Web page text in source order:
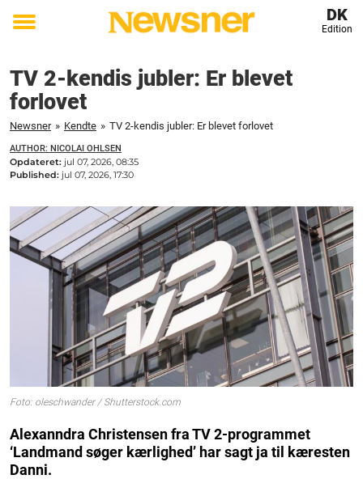
Toggle
DK
Edition
TV 2-kendis jubler: Er blevet
forlovet
Newsner » Kendte » TV 2-kendis jubler: Er blevet forlovet
AUTHOR: NICOLAI OHLSEN
Opdateret: jul 07, 2026, 08:35
Published: jul 07, 2026, 17:30
Foto: oleschwander / Shutterstock.com
Alexanndra Christensen fra TV 2-programmet
‘Landmand søger kærlighed’ har sagt ja til kæresten
Danni.